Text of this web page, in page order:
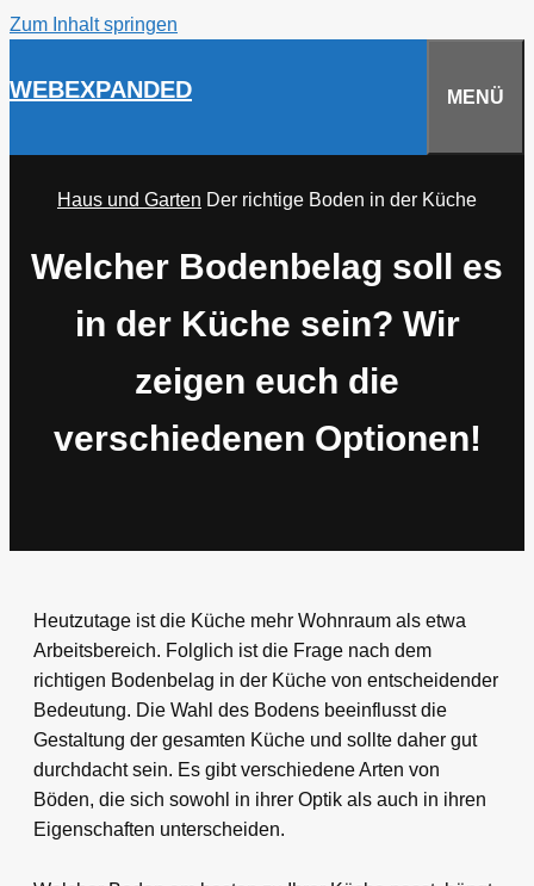
Zum Inhalt springen
WEBEXPANDED MENÜ
Haus und Garten Der richtige Boden in der Küche
Welcher Bodenbelag soll es
in der Küche sein? Wir
zeigen euch die
verschiedenen Optionen!
Heutzutage ist die Küche mehr Wohnraum als etwa
Arbeitsbereich. Folglich ist die Frage nach dem
richtigen Bodenbelag in der Küche von entscheidender
Bedeutung. Die Wahl des Bodens beeinflusst die
Gestaltung der gesamten Küche und sollte daher gut
durchdacht sein. Es gibt verschiedene Arten von
Böden, die sich sowohl in ihrer Optik als auch in ihren
Eigenschaften unterscheiden.